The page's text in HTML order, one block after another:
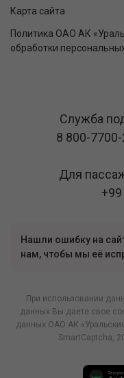
Карта сайта
Политика ОАО АК
обработки
Служба
8 800-
Для
Нашли ошибку на
нам, чтобы мы её
При использовании
данных Вы даете свое
данных ОАО АК
SmartCaptcha,